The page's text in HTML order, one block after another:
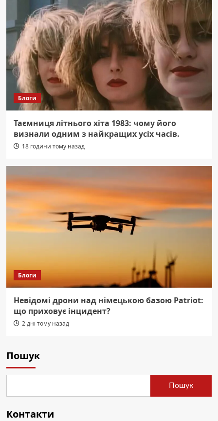
Блоги
Таємниця літнього хіта 1983: чому його
визнали одним з найкращих усіх часів.
18 години тому назад
Блоги
Невідомі дрони над німецькою базою Patriot:
що приховує інцидент?
2 дні тому назад
Пошук
Пошук
Контакти